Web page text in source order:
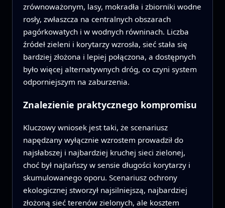
zrównoważonym, lasy, mokradła i zbiorniki wodne
rosły, zwłaszcza na centralnych obszarach
pagórkowatych i w wodnych równinach. Liczba
źródeł zieleni i korytarzy wzrosła, sieć stała się
bardziej złożona i lepiej połączona, a dostępnych
było więcej alternatywnych dróg, co czyni system
odporniejszym na zaburzenia.
Znalezienie praktycznego kompromisu
Kluczowy wniosek jest taki, że scenariusz
napędzany wyłącznie wzrostem prowadził do
najsłabszej i najbardziej kruchej sieci zielonej,
choć był najtańszy w sensie długości korytarzy i
skumulowanego oporu. Scenariusz ochrony
ekologicznej stworzył najsilniejszą, najbardziej
złożoną sieć terenów zielonych, ale kosztem